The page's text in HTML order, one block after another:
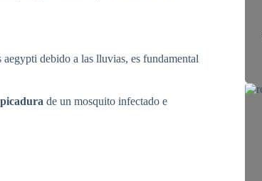
debido a las lluvias, es fundamental
de un mosquito infectado e